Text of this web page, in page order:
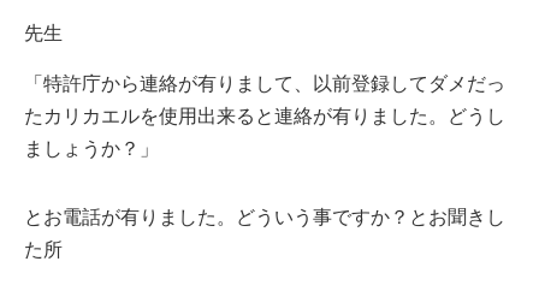
先生
「特許庁から連絡が有りまして、以前登録してダメだっ
たカリカエルを使用出来ると連絡が有りました。どうし
ましょうか？」
とお電話が有りました。どういう事ですか？とお聞きし
た所